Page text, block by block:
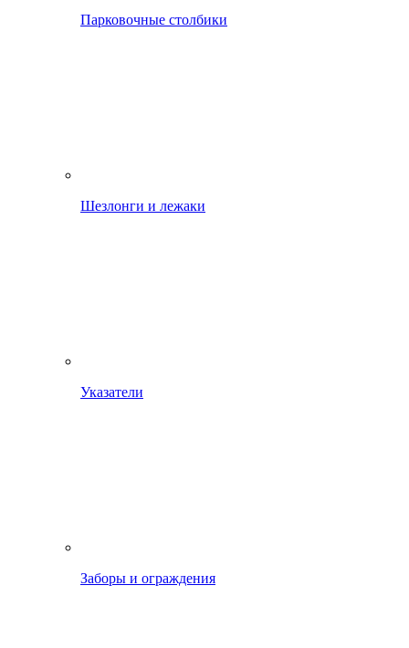
Парковочные столбики
Шезлонги и лежаки
Указатели
Заборы и ограждения